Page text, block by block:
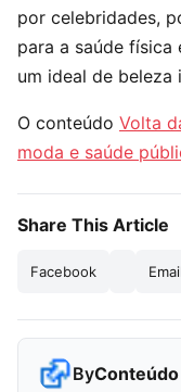
por celebridades,
para a saúde física
um ideal de beleza
O conteúdo Volta
moda e saúde
Share This Article
Facebook Email
By